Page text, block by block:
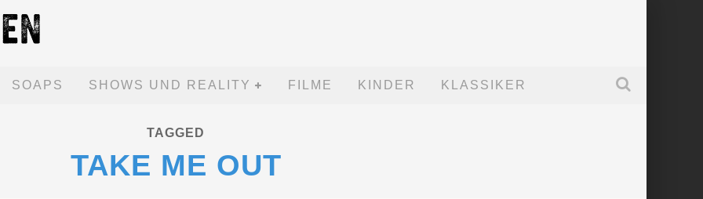
SOAPS SHOWS UND REALITY FILME KINDER KLASSIKER
TAGGED
TAKE ME OUT